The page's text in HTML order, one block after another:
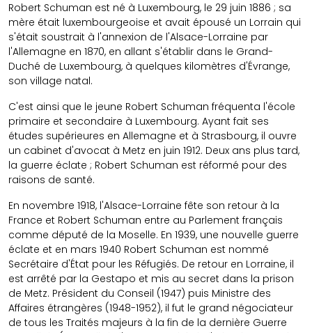
Robert Schuman est né à Luxembourg, le 29 juin 1886 ; sa
mère était luxembourgeoise et avait épousé un Lorrain qui
s'était soustrait à l'annexion de l'Alsace-Lorraine par
l'Allemagne en 1870, en allant s'établir dans le Grand-
Duché de Luxembourg, à quelques kilomètres d'Évrange,
son village natal.
C'est ainsi que le jeune Robert Schuman fréquenta l'école
primaire et secondaire à Luxembourg. Ayant fait ses
études supérieures en Allemagne et à Strasbourg, il ouvre
un cabinet d'avocat à Metz en juin 1912. Deux ans plus tard,
la guerre éclate ; Robert Schuman est réformé pour des
raisons de santé.
En novembre 1918, l'Alsace-Lorraine fête son retour à la
France et Robert Schuman entre au Parlement français
comme député de la Moselle. En 1939, une nouvelle guerre
éclate et en mars 1940 Robert Schuman est nommé
Secrétaire d'État pour les Réfugiés. De retour en Lorraine, il
est arrêté par la Gestapo et mis au secret dans la prison
de Metz. Président du Conseil (1947) puis Ministre des
Affaires étrangères (1948-1952), il fut le grand négociateur
de tous les Traités majeurs à la fin de la dernière Guerre